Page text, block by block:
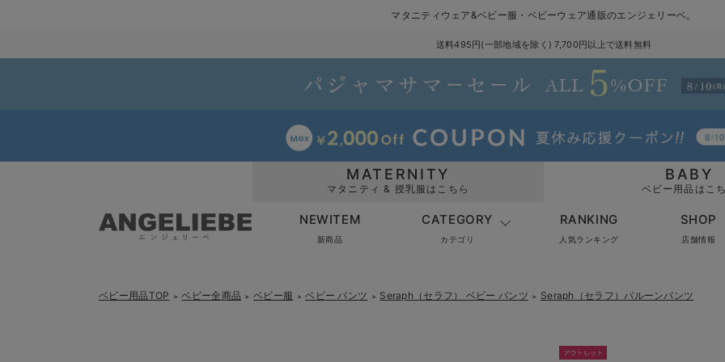
マタニティウェア&ベビー服・ベビーウェア通販のエンジェリーベ。
送料495円(一部地域を除く) 7,700円以上で送料無料
MATERNITY
マタニティ & 授乳服はこちら
BABY
ベビー用品はこ
NEWITEM
新商品
CATEGORY
カテゴリ
RANKING
人気ランキング
SHOP
店舗情報
ベビー用品TOP ＞ ベビー全商品 ＞ ベビー服 ＞ ベビー パンツ ＞ Seraph（セラフ） ベビー パンツ ＞ Seraph（セラフ）バルーンパンツ